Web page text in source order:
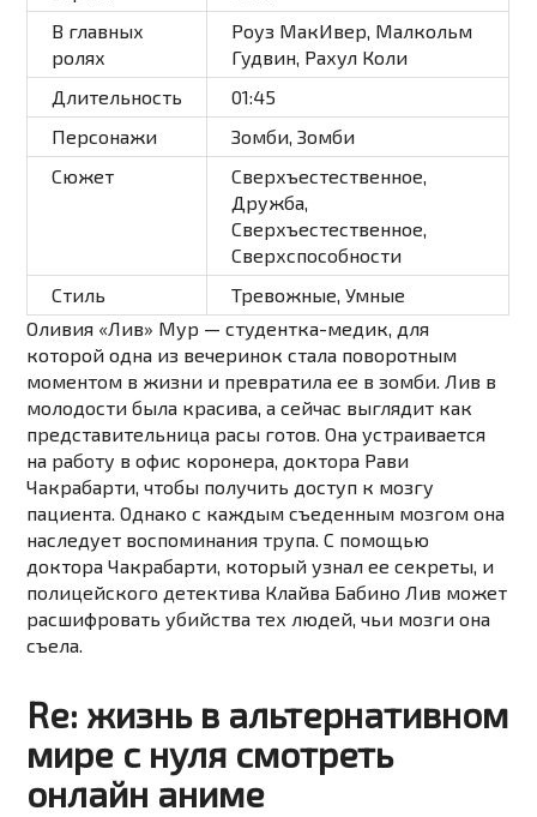
В главных
ролях
Роуз МакИвер, Малкольм
Гудвин, Рахул Коли
Длительность
01:45
Персонажи
Зомби,Зомби
Сюжет
Сверхъестественное,
Дружба,
Сверхъестественное,
Сверхспособности
Стиль
Тревожные,Умные
Оливия «Лив» Мур — студентка-медик, для
которой одна из вечеринок стала поворотным
моментом в жизни и превратила ее в зомби. Лив в
молодости была красива, а сейчас выглядит как
представительница расы готов. Она устраивается
на работу в офис коронера, доктора Рави
Чакрабарти, чтобы получить доступ к мозгу
пациента. Однако с каждым съеденным мозгом она
наследует воспоминания трупа. С помощью
доктора Чакрабарти, который узнал ее секреты, и
полицейского детектива Клайва Бабино Лив может
расшифровать убийства тех людей, чьи мозги она
съела.
Re: жизнь в альтернативном
мире с нуля смотреть
онлайн аниме